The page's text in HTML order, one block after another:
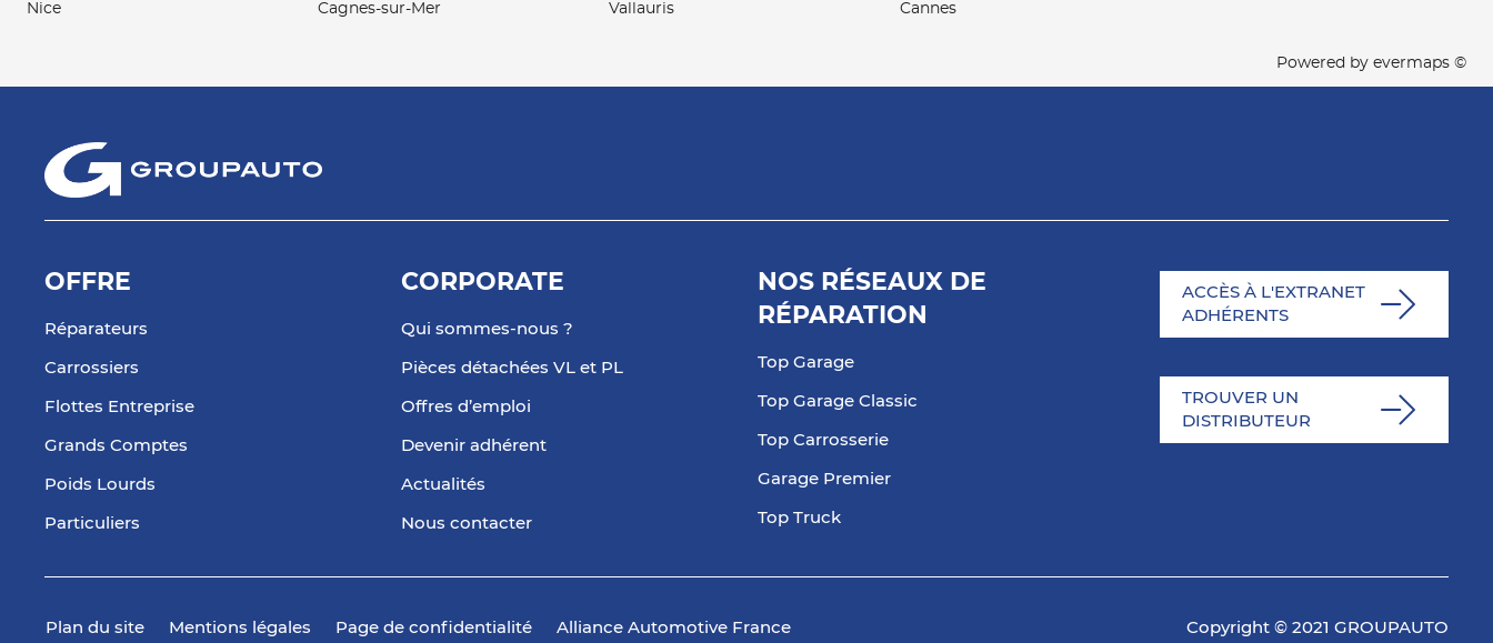
Nice
Cagnes-sur-Mer
Vallauris
Cannes
Powered by evermaps ©
OFFRE
Réparateurs
Carrossiers
Flottes Entreprise
Grands Comptes
Poids Lourds
Particuliers
CORPORATE
Qui sommes-nous ?
Pièces détachées VL et PL
Offres d’emploi
Devenir adhérent
Actualités
Nous contacter
NOS RÉSEAUX DE
RÉPARATION
Top Garage
Top Garage Classic
Top Carrosserie
Garage Premier
Top Truck
ACCÈS À L'EXTRANET
ADHÉRENTS
TROUVER UN
DISTRIBUTEUR
Plan du site Mentions légales Page de confidentialité Alliance Automotive France Copyright © 2021 GROUPAUTO